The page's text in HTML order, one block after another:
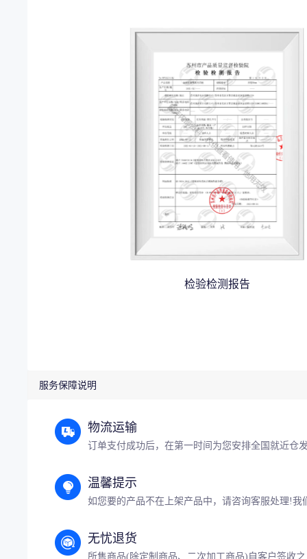
检验检测报告
服务保障说明
物流运输
订单支付成功后，在第一时间为您安排全国就近仓
温馨提示
如您要的产品不在上架产品中，请咨询客服处理!
无忧退货
所售商品(除定制商品、二次加工商品)自客户签收